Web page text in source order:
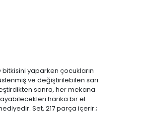
bitkisini yaparken çocukların
ve değiştirilebilen sarı
sonra, her mekana
harika bir el
Set, 217 parça içerir.;